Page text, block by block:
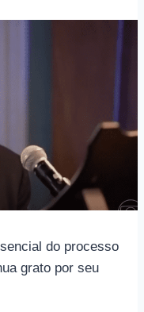
do processo
grato por seu